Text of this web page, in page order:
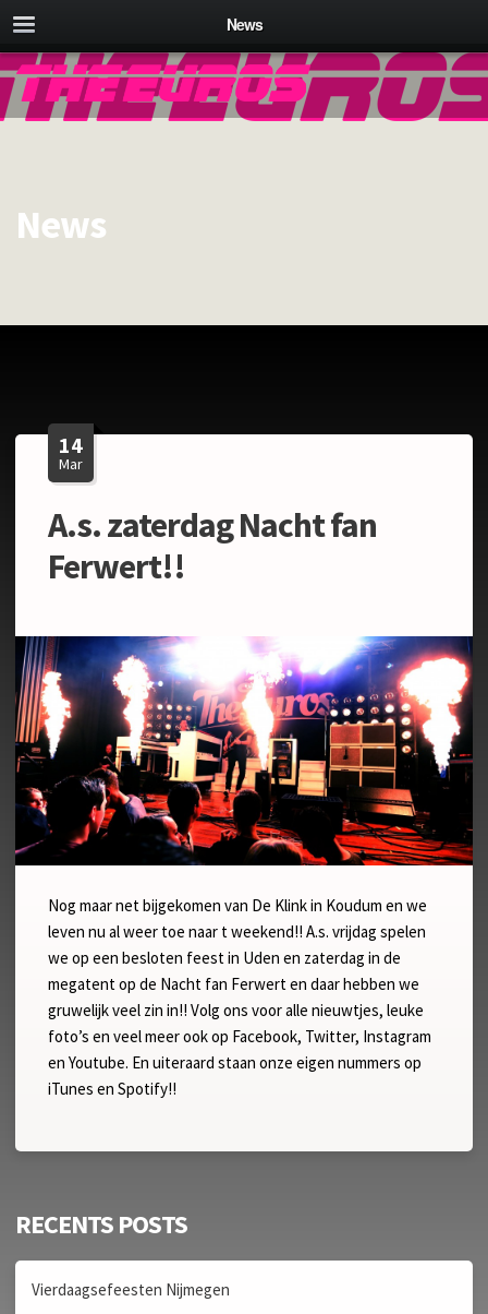
News
News
14
Mar
A.s. zaterdag Nacht fan
Ferwert!!
Nog maar net bijgekomen van De Klink in Koudum en we
leven nu al weer toe naar t weekend!! A.s. vrijdag spelen
we op een besloten feest in Uden en zaterdag in de
megatent op de Nacht fan Ferwert en daar hebben we
gruwelijk veel zin in!! Volg ons voor alle nieuwtjes, leuke
foto’s en veel meer ook op Facebook, Twitter, Instagram
en Youtube. En uiteraard staan onze eigen nummers op
iTunes en Spotify!!
RECENTS POSTS
Vierdaagsefeesten Nijmegen